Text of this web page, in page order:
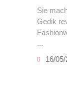
Sie
Gedik
16/